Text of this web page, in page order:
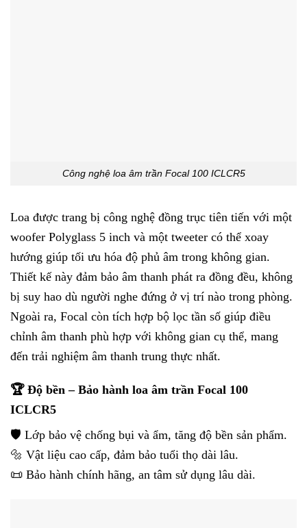
Công nghệ loa âm trần Focal 100 ICLCR5
Loa được trang bị công nghệ đồng trục tiên tiến với một
woofer Polyglass 5 inch và một tweeter có thể xoay
hướng giúp tối ưu hóa độ phủ âm trong không gian.
Thiết kế này đảm bảo âm thanh phát ra đồng đều, không
bị suy hao dù người nghe đứng ở vị trí nào trong phòng.
Ngoài ra, Focal còn tích hợp bộ lọc tần số giúp điều
chỉnh âm thanh phù hợp với không gian cụ thể, mang
đến trải nghiệm âm thanh trung thực nhất.
🏆 Độ bền – Bảo hành loa âm trần Focal 100
ICLCR5
🛡️ Lớp bảo vệ chống bụi và ẩm, tăng độ bền sản phẩm.
🔩 Vật liệu cao cấp, đảm bảo tuổi thọ dài lâu.
📜 Bảo hành chính hãng, an tâm sử dụng lâu dài.